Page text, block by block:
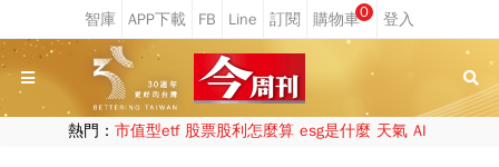
0
熱門： 市值型etf 股票股利怎麼算 esg是什麼 天氣 AI